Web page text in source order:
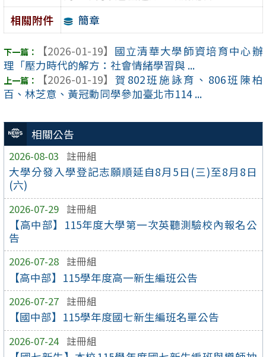
相關公告
2026-08-03 註冊組
大學分發入學登記志願順延自8月5日(三)至8月8日
(六)
2026-07-29 註冊組
【高中部】115年度大學第一次英聽測驗校內報名公
告
2026-07-28 註冊組
【高中部】115學年度高一新生編班公告
2026-07-27 註冊組
【國中部】115學年度國七新生編班名單公告
2026-07-24 註冊組
相關附件
簡章
【2026-01-19】 國立清華大學師資培育中心辦
理「壓力時代的解方：社會情緒學習與 ...
【2026-01-19】 賀802班施詠育、806班陳柏
百、林芝意、黃冠勳同學參加臺北市114 ...